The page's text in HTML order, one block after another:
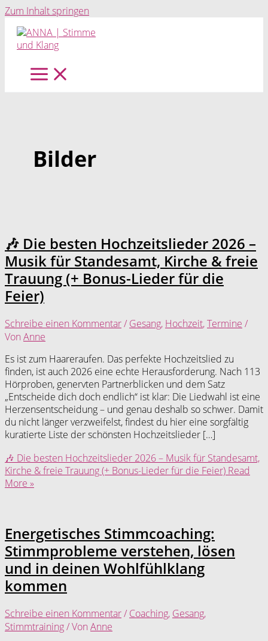
Zum Inhalt springen
Bilder
🎶 Die besten Hochzeitslieder 2026 –
Musik für Standesamt, Kirche & freie
Trauung (+ Bonus-Lieder für die
Feier)
Schreibe einen Kommentar/ Gesang, Hochzeit,Termine /
Von Anne
Es ist zum Haareraufen. Das perfekte Hochzeitslied zu
finden, ist auch 2026 eine echte Herausforderung. Nach 113
Hörproben, genervten Partnerblicken und dem Satz
„Entscheide dich doch endlich“ ist klar: Die Liedwahl ist eine
Herzensentscheidung – und genau deshalb so schwer. Damit
du nicht länger verzweifelst, findest du hier eine sorgfältig
kuratierte Liste der schönsten Hochzeitslieder […]
🎶 Die besten Hochzeitslieder 2026 – Musik für Standesamt,
Kirche & freie Trauung (+ Bonus-Lieder für die Feier) Read
More »
Energetisches Stimmcoaching:
Stimmprobleme verstehen, lösen
und in deinen Wohlfühlklang
kommen
Schreibe einen Kommentar/ Coaching, Gesang,
Stimmtraining/ Von Anne